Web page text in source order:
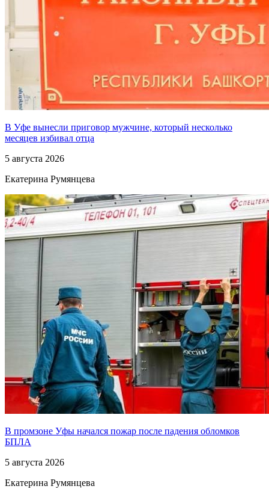
В Уфе вынесли приговор мужчине, который несколько
месяцев избивал отца
5 августа 2026
Екатерина Румянцева
В промзоне Уфы начался пожар после падения обломков
БПЛА
5 августа 2026
Екатерина Румянцева